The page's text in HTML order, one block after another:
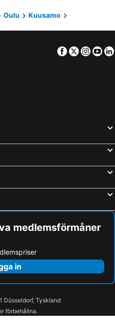
Oulu
Kuusamo
Facebook
Twitter
medlemsförmåner
in
Düsseldorf, Tyskland
förbehållna.